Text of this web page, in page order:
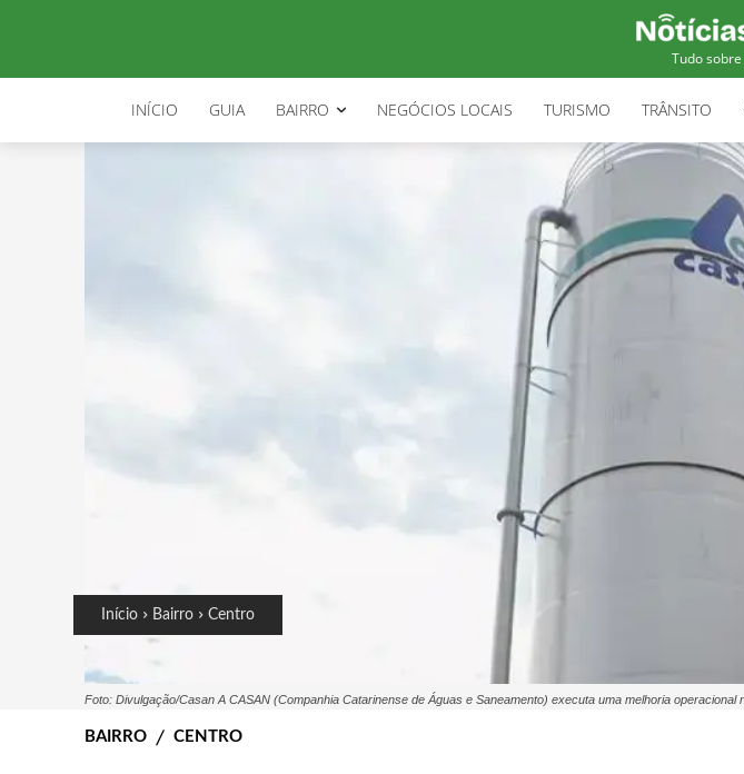
Tudo
INÍCIO GUIA BAIRRO NEGÓCIOS LOCAIS TURISMO TRÂNSITO
Início Bairro Centro
Foto: Divulgação/Casan A CASAN (Companhia Catarinense de Águas e Saneamento) executa uma melhoria
BAIRRO CENTRO